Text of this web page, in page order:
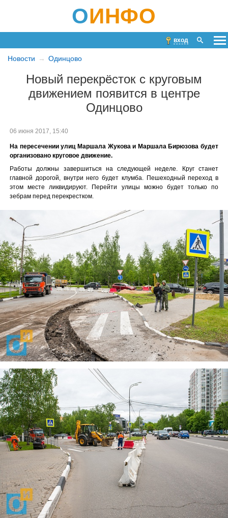
ОИНФО
вход
Новости Одинцово
Новый перекрёсток с круговым
движением появится в центре
Одинцово
06 июня 2017, 15:40
На пересечении улиц Маршала Жукова и Маршала Бирюзова будет
организовано круговое движение.
Работы должны завершиться на следующей неделе. Круг станет
главной дорогой, внутри него будет клумба. Пешеходный переход в
этом месте ликвидируют. Перейти улицы можно будет только по
зебрам перед перекрестком.